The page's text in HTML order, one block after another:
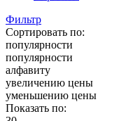
Фильтр
Сортировать по:
популярности
популярности
алфавиту
увеличению цены
уменьшению цены
Показать по: